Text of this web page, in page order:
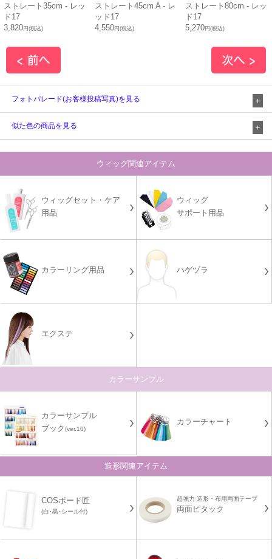
ストレート35cm - レッ
ド17
3,820円(税込)
ストレート45cm A - レ
ッド17
4,550円(税込)
ストレート80cm - レッ
ド17
5,270円(税込)
フォトパレード(お客様投稿写真)を見る
似た色の商品を見る
ウィッグ関連アイテム
ウィッグセット・ケア
用品
ウィッグ
サポート用品
カラーリング用品 ハゲヅラ
エクステ
カラーサンプル
カラーサンプル
ブック(ver.10)
カラーチャート
造形関連アイテム
COSボード匠
(白･黒･シール付)
超強力 造形・布用両面テープ
両面ピタック